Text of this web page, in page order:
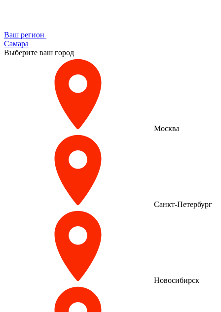
Ваш регион
Самара
Выберите ваш город
Москва
Санкт-Петербург
Новосибирск